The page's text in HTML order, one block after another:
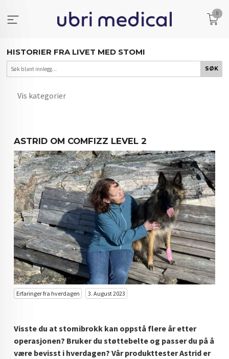
innholdet
0
HISTORIER FRA LIVET MED STOMI
Vis kategorier
ERFARINGER FRA HVERDAGEN
ASTRID OM COMFIZZ LEVEL 2
Erfaringer fra hverdagen 3. August 2023
Visste du at stomibrokk kan oppstå flere år etter
operasjonen? Bruker du støttebelte og passer du på å
være bevisst i hverdagen? Vår produkttester Astrid er